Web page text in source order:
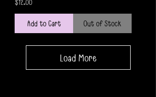
Add to Cart
Out of Stock
Load More